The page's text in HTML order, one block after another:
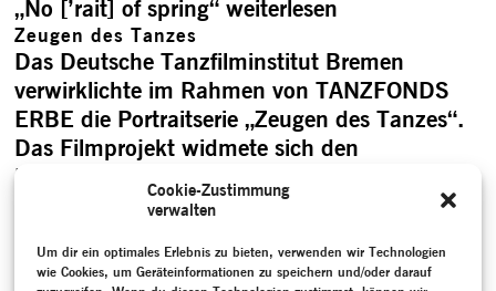
Cookie-Zustimmung
verwalten
Um dir ein optimales Erlebnis zu bieten, verwenden wir Technologien
wie Cookies, um Geräteinformationen zu speichern und/oder darauf
„No [’rait] of spring“weiterlesen
Zeugen des Tanzes
Das Deutsche Tanzfilminstitut Bremen
verwirklichte im Rahmen von TANZFONDS
ERBE die Portraitserie „Zeugen des Tanzes“.
Das Filmprojekt widmete sich den
Reflektionen von sechs die Tanzlandschaft
vom Nachkriegsdeutschland bis hin zur
Akteur:innen. Mit dem Tod künstlerischer